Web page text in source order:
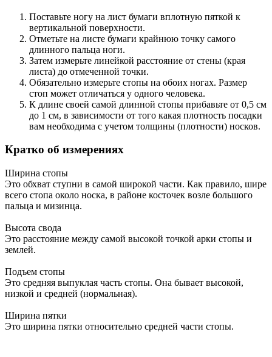
Поставьте ногу на лист бумаги вплотную пяткой к
вертикальной поверхности.
Отметьте на листе бумаги крайнюю точку самого
длинного пальца ноги.
Затем измерьте линейкой расстояние от стены (края
листа) до отмеченной точки.
Обязательно измерьте стопы на обоих ногах. Размер
стоп может отличаться у одного человека.
К длине своей самой длинной стопы прибавьте от 0,5 см
до 1 см, в зависимости от того какая плотность посадки
вам необходима с учетом толщины (плотности) носков.
Кратко об измерениях
Ширина стопы
Это обхват ступни в самой широкой части. Как правило, шире
всего стопа около носка, в районе косточек возле большого
пальца и мизинца.
Высота свода
Это расстояние между самой высокой точкой арки стопы и
землей.
Подъем стопы
Это средняя выпуклая часть стопы. Она бывает высокой,
низкой и средней (нормальная).
Ширина пятки
Это ширина пятки относительно средней части стопы.